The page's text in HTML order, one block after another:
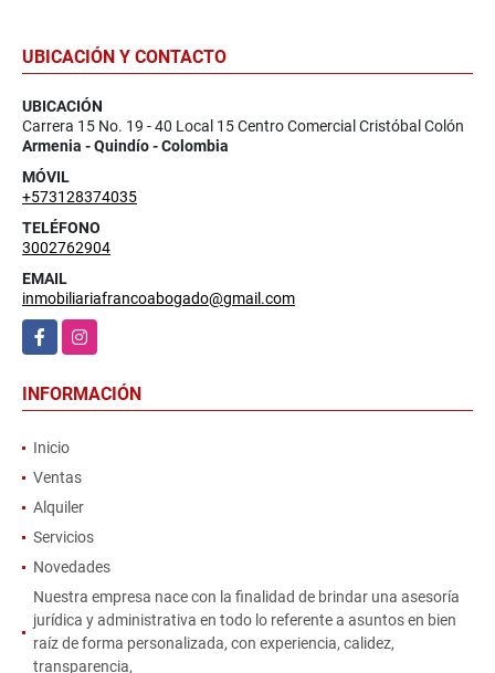
UBICACIÓN Y CONTACTO
UBICACIÓN
Carrera 15 No. 19 - 40 Local 15 Centro Comercial Cristóbal Colón
Armenia - Quindío - Colombia
MÓVIL
+573128374035
TELÉFONO
3002762904
EMAIL
inmobiliariafrancoabogado@gmail.com
FacebookInstagram
INFORMACIÓN
Inicio
Ventas
Alquiler
Servicios
Novedades
Nuestra empresa nace con la finalidad de brindar una asesoría
jurídica y administrativa en todo lo referente a asuntos en bien
raíz de forma personalizada, con experiencia, calidez,
transparencia,